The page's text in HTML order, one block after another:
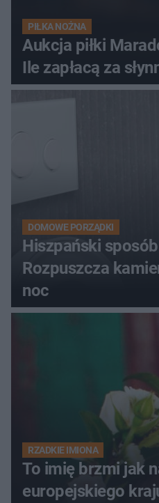
PIŁKA NOŻNA
Aukcja piłki
Ile zapłacą za
DOMOWE PORZĄDKI
Hiszpański
Rozpuszcza
noc
RZADKIE IMIONA
To imię brzmi jak
europejskiego